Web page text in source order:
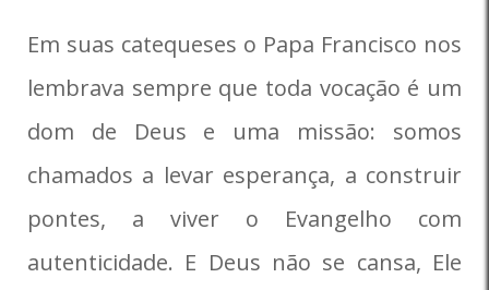
Em suas catequeses o Papa Francisco nos
lembrava sempre que toda vocação é um
dom de Deus e uma missão: somos
chamados a levar esperança, a construir
pontes, a viver o Evangelho com
autenticidade. E Deus não se cansa, Ele